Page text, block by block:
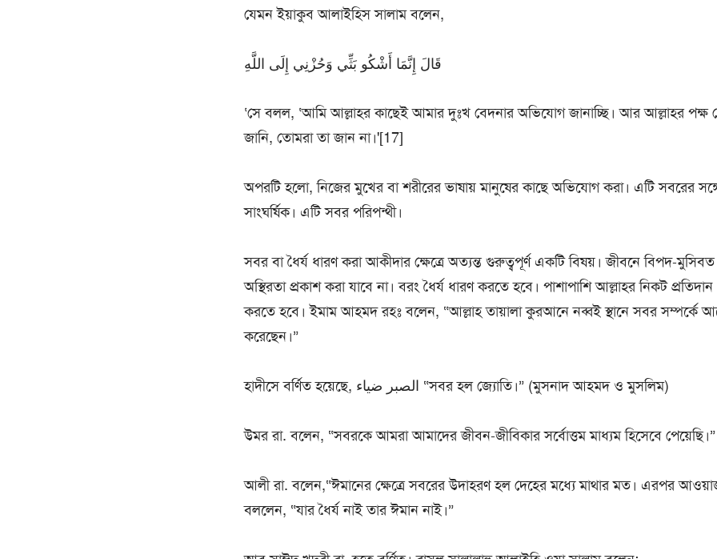
যেমন ইয়াকুব আলাইহিস সালাম বলেন,
قَالَ إِنَّمَا أَشْكُو بَثِّي وَحُزْنِي إِلَى اللَّهِ
‘সে বলল, ‘আমি আল্লাহর কাছেই আমার দুঃখ বেদনার অভিযোগ জানাচ্ছি। আর আল্লাহর পক্ষ
জানি, তোমরা তা জান না।'[17]
অপরটি হলো, নিজের মুখের বা শরীরের ভাষায় মানুষের কাছে অভিযোগ করা। এটি সবরের
সাংঘর্ষিক। এটি সবর পরিপন্থী।
সবর বা ধৈর্য ধারণ করা আকীদার ক্ষেত্রে অত্যন্ত গুরুত্বপূর্ণ একটি বিষয়। জীবনে বিপদ-
অস্থিরতা প্রকাশ করা যাবে না। বরং ধৈর্য ধারণ করতে হবে। পাশাপাশি আল্লাহর নিকট
করতে হবে। ইমাম আহমদ রহঃ বলেন, “আল্লাহ তায়ালা কুরআনে নব্বই স্থানে সবর সম্পর্কে
করেছেন।”
হাদীসে বর্ণিত হয়েছে, الصبر ضياء “সবর হল জ্যোতি।” (মুসনাদ আহমদ ও মুসলিম)
উমর রা. বলেন, “সবরকে আমরা আমাদের জীবন-জীবিকার সর্বোত্তম মাধ্যম হিসেবে পেয়েছি।”
আলী রা. বলেন,“ঈমানের ক্ষেত্রে সবরের উদাহরণ হল দেহের মধ্যে মাথার মত। এরপর
বললেন, “যার ধৈর্য নাই তার ঈমান নাই।”